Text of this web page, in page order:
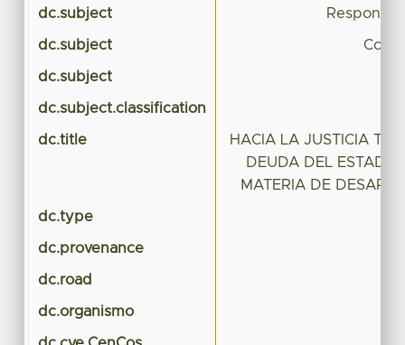
dc.subject
dc.subject
dc.subject
dc.subject.classification
dc.title
HACIA LA JUSTICIA
DEUDA DEL ESTADO
MATERIA DE
dc.type
dc.provenance
dc.road
dc.organismo